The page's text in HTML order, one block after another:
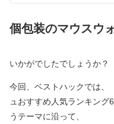
個包装のマウスウ
いかがでしたでしょうか？
今回、ベストハックでは、
ュおすすめ人気ランキン
うテーマに沿って、